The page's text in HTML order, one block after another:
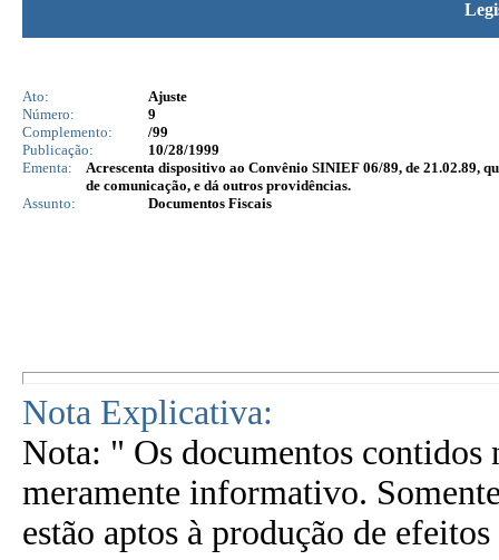
Ato:
Ajuste
Número:
9
Complemento:
/99
Publicação:
10/28/1999
Ementa:
Acrescenta dispositivo ao Convênio SINIEF 06/89, de 21.02.89,
de comunicação, e dá outros providências.
Assunto:
Documentos Fiscais
Nota Explicativa:
Nota: " Os documentos contidos
meramente informativo.
estão aptos à produção de